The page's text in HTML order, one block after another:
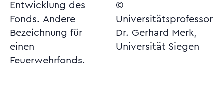
Entwicklung des
Fonds. Andere
Bezeichnung für
einen
Feuerwehrfonds.
©
Universitätsprofessor
Dr. Gerhard Merk,
Universität Siegen